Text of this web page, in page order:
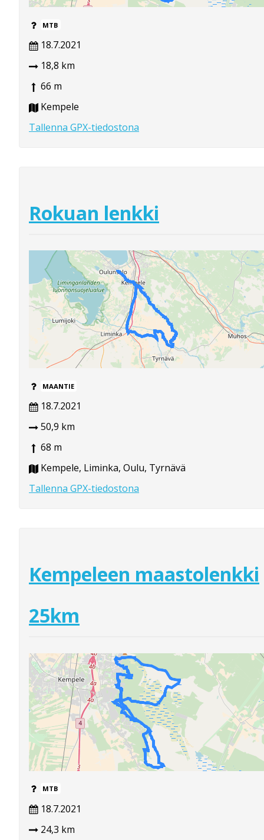
MTB
18.7.2021
18,8 km
66 m
Kempele
Tallenna GPX-tiedostona
Rokuan lenkki
MAANTIE
18.7.2021
50,9 km
68 m
Kempele, Liminka, Oulu, Tyrnävä
Tallenna GPX-tiedostona
Kempeleen maastolenkki
25km
MTB
18.7.2021
24,3 km